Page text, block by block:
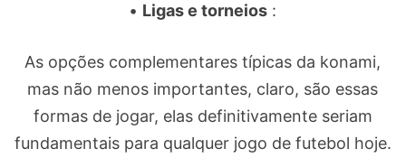
• Ligas e torneios :
As opções complementares típicas da konami,
mas não menos importantes, claro, são essas
formas de jogar, elas definitivamente seriam
fundamentais para qualquer jogo de futebol hoje.